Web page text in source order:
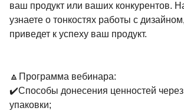
ваш продукт или ваших конкурентов.
узнаете о тонкостях работы с
приведет к успеху ваш продукт.
🔼Программа вебинара:
✔️Способы донесения ценностей через
упаковки;